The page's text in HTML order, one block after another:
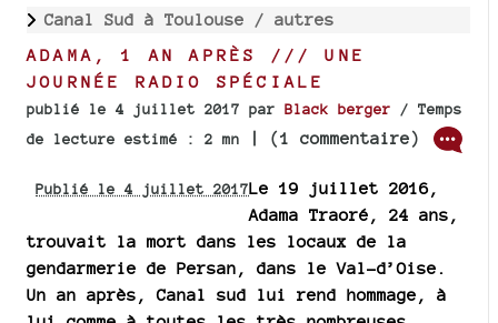
Canal Sud à Toulouse / autres
ADAMA, 1 AN APRÈS /// UNE
JOURNÉE RADIO SPÉCIALE
publié le 4 juillet 2017 par Black berger / Temps
de lecture estimé : 2 mn
| (1 commentaire)
Publié le 4 juillet 2017Le 19 juillet 2016,
Adama Traoré, 24 ans,
trouvait la mort dans les locaux de la
gendarmerie de Persan, dans le Val-d’Oise.
Un an après, Canal sud lui rend hommage, à